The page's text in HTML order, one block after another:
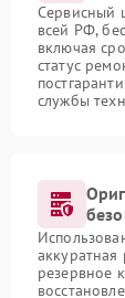
Сервисный
всей РФ,
включая
статус
службы
резервное